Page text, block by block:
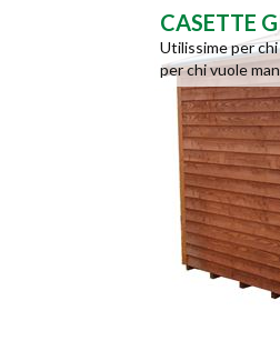
CASETTE
Utilissime per
per chi vuole